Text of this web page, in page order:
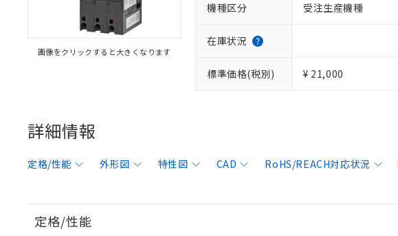
画像をクリックすると大きくなります
機種区分 受注生産機種
在庫状況
標準価格(税別) ¥ 21,000
詳細情報
定格/性能 外形図 特性図 CAD RoHS/REACH対応状況
定格/性能